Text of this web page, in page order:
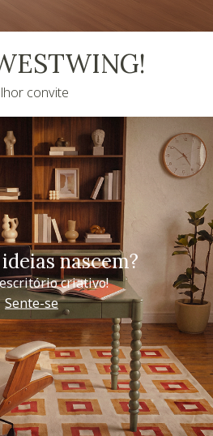
convite
nascem?
criativo!
Sente-se